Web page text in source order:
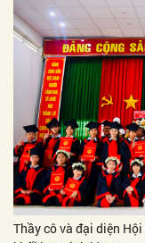
Thầy cô và đại diện